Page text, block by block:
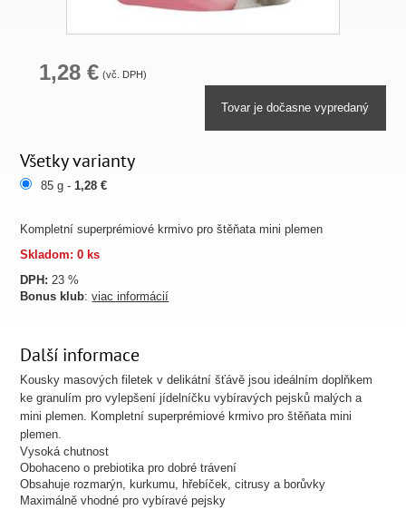
Kompletní superprémiové krmivo pro štěňata mini plemen
Skladom: 0 ks
DPH: 23 %
Bonus klub:viac informácií
1,28 € (vč. DPH)
Tovar je dočasne vypredaný
Všetky varianty
85 g -1,28 €
Další informace
Kousky masových filetek v delikátní šťávě jsou ideálním doplňkem
ke granulím pro vylepšení jídelníčku vybíravých pejsků malých a
mini plemen. Kompletní superprémiové krmivo pro štěňata mini
plemen.
Vysoká chutnost
Obohaceno o prebiotika pro dobré trávení
Obsahuje rozmarýn, kurkumu, hřebíček, citrusy a borůvky
Maximálně vhodné pro vybíravé pejsky